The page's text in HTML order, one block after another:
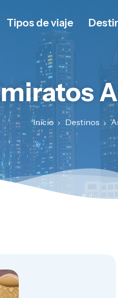
Tipos de viaje
Inicio Destinos